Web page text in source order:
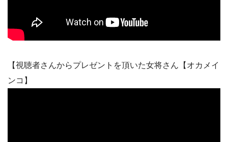
【視聴者さんからプレゼントを頂いた女将さん【オカメイ
ンコ】